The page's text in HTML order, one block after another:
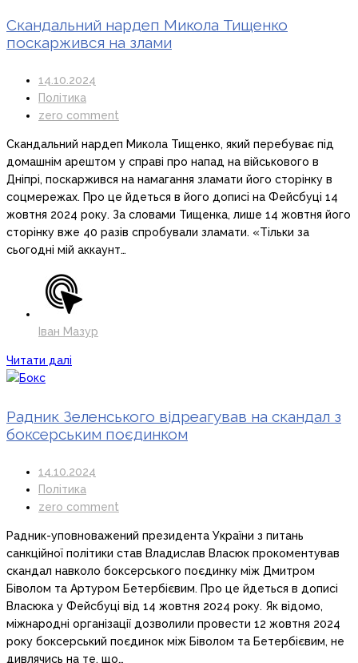
Скандальний нардеп Микола Тищенко
поскаржився на злами
14.10.2024
Політика
zero comment
Скандальний нардеп Микола Тищенко, який перебуває під
домашнім арештом у справі про напад на військового в
Дніпрі, поскаржився на намагання зламати його сторінку в
соцмережах. Про це йдеться в його дописі на Фейсбуці 14
жовтня 2024 року. За словами Тищенка, лише 14 жовтня його
сторінку вже 40 разів спробували зламати. «Тільки за
сьогодні мій аккаунт…
Іван Мазур
Читати далі
Радник Зеленського відреагував на скандал з
боксерським поєдинком
14.10.2024
Політика
zero comment
Радник-уповноважений президента України з питань
санкційної політики став Владислав Власюк прокоментував
скандал навколо боксерського поєдинку між Дмитром
Біволом та Артуром Бетербієвим. Про це йдеться в дописі
Власюка у Фейсбуці від 14 жовтня 2024 року. Як відомо,
міжнародні організації дозволили провести 12 жовтня 2024
року боксерський поєдинок між Біволом та Бетербієвим, не
дивлячись на те, що…